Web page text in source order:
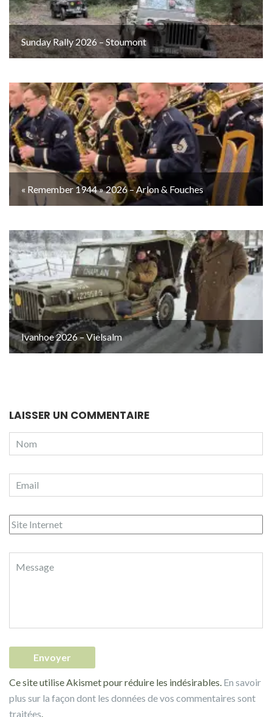
Sunday Rally 2026 – Stoumont
« Remember 1944 » 2026 – Arlon & Fouches
Ivanhoe 2026 – Vielsalm
LAISSER UN COMMENTAIRE
Ce site utilise Akismet pour réduire les indésirables. En savoir
plus sur la façon dont les données de vos commentaires sont
traitées